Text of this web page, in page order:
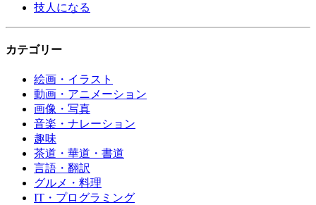
技人になる
カテゴリー
絵画・イラスト
動画・アニメーション
画像・写真
音楽・ナレーション
趣味
茶道・華道・書道
言語・翻訳
グルメ・料理
IT・プログラミング